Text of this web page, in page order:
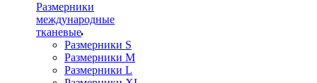
Размерники
международные
тканевые
Размерники S
Размерники M
Размерники L